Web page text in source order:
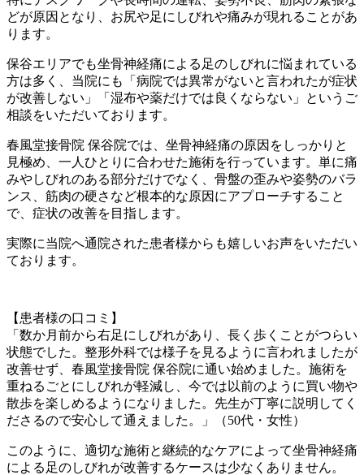
どが原因となり、お尻や足にしびれや痛みが現れることがあ
ります。
保谷エリアでも坐骨神経痛による足のしびれに悩まれている
方は多く、当院にも「病院では異常がないと言われたが症状
が改善しない」「湿布や薬だけでは良くならない」というご
相談をいただいております。
春風堂接骨院 保谷院では、坐骨神経痛の原因をしっかりと
見極め、一人ひとりに合わせた施術を行っています。単に痛
みやしびれのある部分だけでなく、骨盤の歪みや姿勢のバラ
ンス、筋肉の硬さなど根本的な原因にアプローチすること
で、症状の改善を目指します。
実際に当院へ通院された患者様からも嬉しいお声をいただい
ております。
【患者様の口コミ】
「数か月前から右足にしびれがあり、長く歩くことがつらい
状態でした。整形外科では様子を見るように言われましたが
改善せず、春風堂接骨院 保谷院に通い始めました。施術を
重ねるごとにしびれが軽減し、今では以前のように買い物や
散歩を楽しめるようになりました。先生が丁寧に説明してく
ださるので安心して通えました。」（50代・女性）
このように、適切な施術と継続的なケアによって坐骨神経痛
による足のしびれが改善するケースは少なくありません。